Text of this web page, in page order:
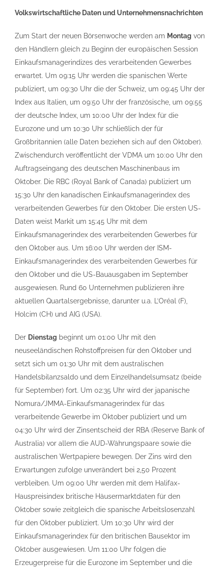
Volkswirtschaftliche Daten und Unternehmensnachrichten
Zum Start der neuen Börsenwoche werden am Montag von
den Händlern gleich zu Beginn der europäischen Session
Einkaufsmanagerindizes des verarbeitenden Gewerbes
erwartet. Um 09:15 Uhr werden die spanischen Werte
publiziert, um 09:30 Uhr die der Schweiz, um 09:45 Uhr der
Index aus Italien, um 09:50 Uhr der französische, um 09:55
der deutsche Index, um 10:00 Uhr der Index für die
Eurozone und um 10:30 Uhr schließlich der für
Großbritannien (alle Daten beziehen sich auf den Oktober).
Zwischendurch veröffentlicht der VDMA um 10:00 Uhr den
Auftragseingang des deutschen Maschinenbaus im
Oktober. Die RBC (Royal Bank of Canada) publiziert um
15:30 Uhr den kanadischen Einkaufsmanagerindex des
verarbeitenden Gewerbes für den Oktober. Die ersten US-
Daten weist Markit um 15:45 Uhr mit dem
Einkaufsmanagerindex des verarbeitenden Gewerbes für
den Oktober aus. Um 16:00 Uhr werden der ISM-
Einkaufsmanagerindex des verarbeitenden Gewerbes für
den Oktober und die US-Bauausgaben im September
ausgewiesen. Rund 60 Unternehmen publizieren ihre
aktuellen Quartalsergebnisse, darunter u.a. L’Oréal (F),
Holcim (CH) und AIG (USA).
Der Dienstag beginnt um 01:00 Uhr mit den
neuseeländischen Rohstoffpreisen für den Oktober und
setzt sich um 01:30 Uhr mit dem australischen
Handelsbilanzsaldo und dem Einzelhandelsumsatz (beide
für September) fort. Um 02:35 Uhr wird der japanische
Nomura/JMMA-Einkaufsmanagerindex für das
verarbeitende Gewerbe im Oktober publiziert und um
04:30 Uhr wird der Zinsentscheid der RBA (Reserve Bank of
Australia) vor allem die AUD-Währungspaare sowie die
australischen Wertpapiere bewegen. Der Zins wird den
Erwartungen zufolge unverändert bei 2,50 Prozent
verbleiben. Um 09:00 Uhr werden mit dem Halifax-
Hauspreisindex britische Häusermarktdaten für den
Oktober sowie zeitgleich die spanische Arbeitslosenzahl
für den Oktober publiziert. Um 10:30 Uhr wird der
Einkaufsmanagerindex für den britischen Bausektor im
Oktober ausgewiesen. Um 11:00 Uhr folgen die
Erzeugerpreise für die Eurozone im September und die